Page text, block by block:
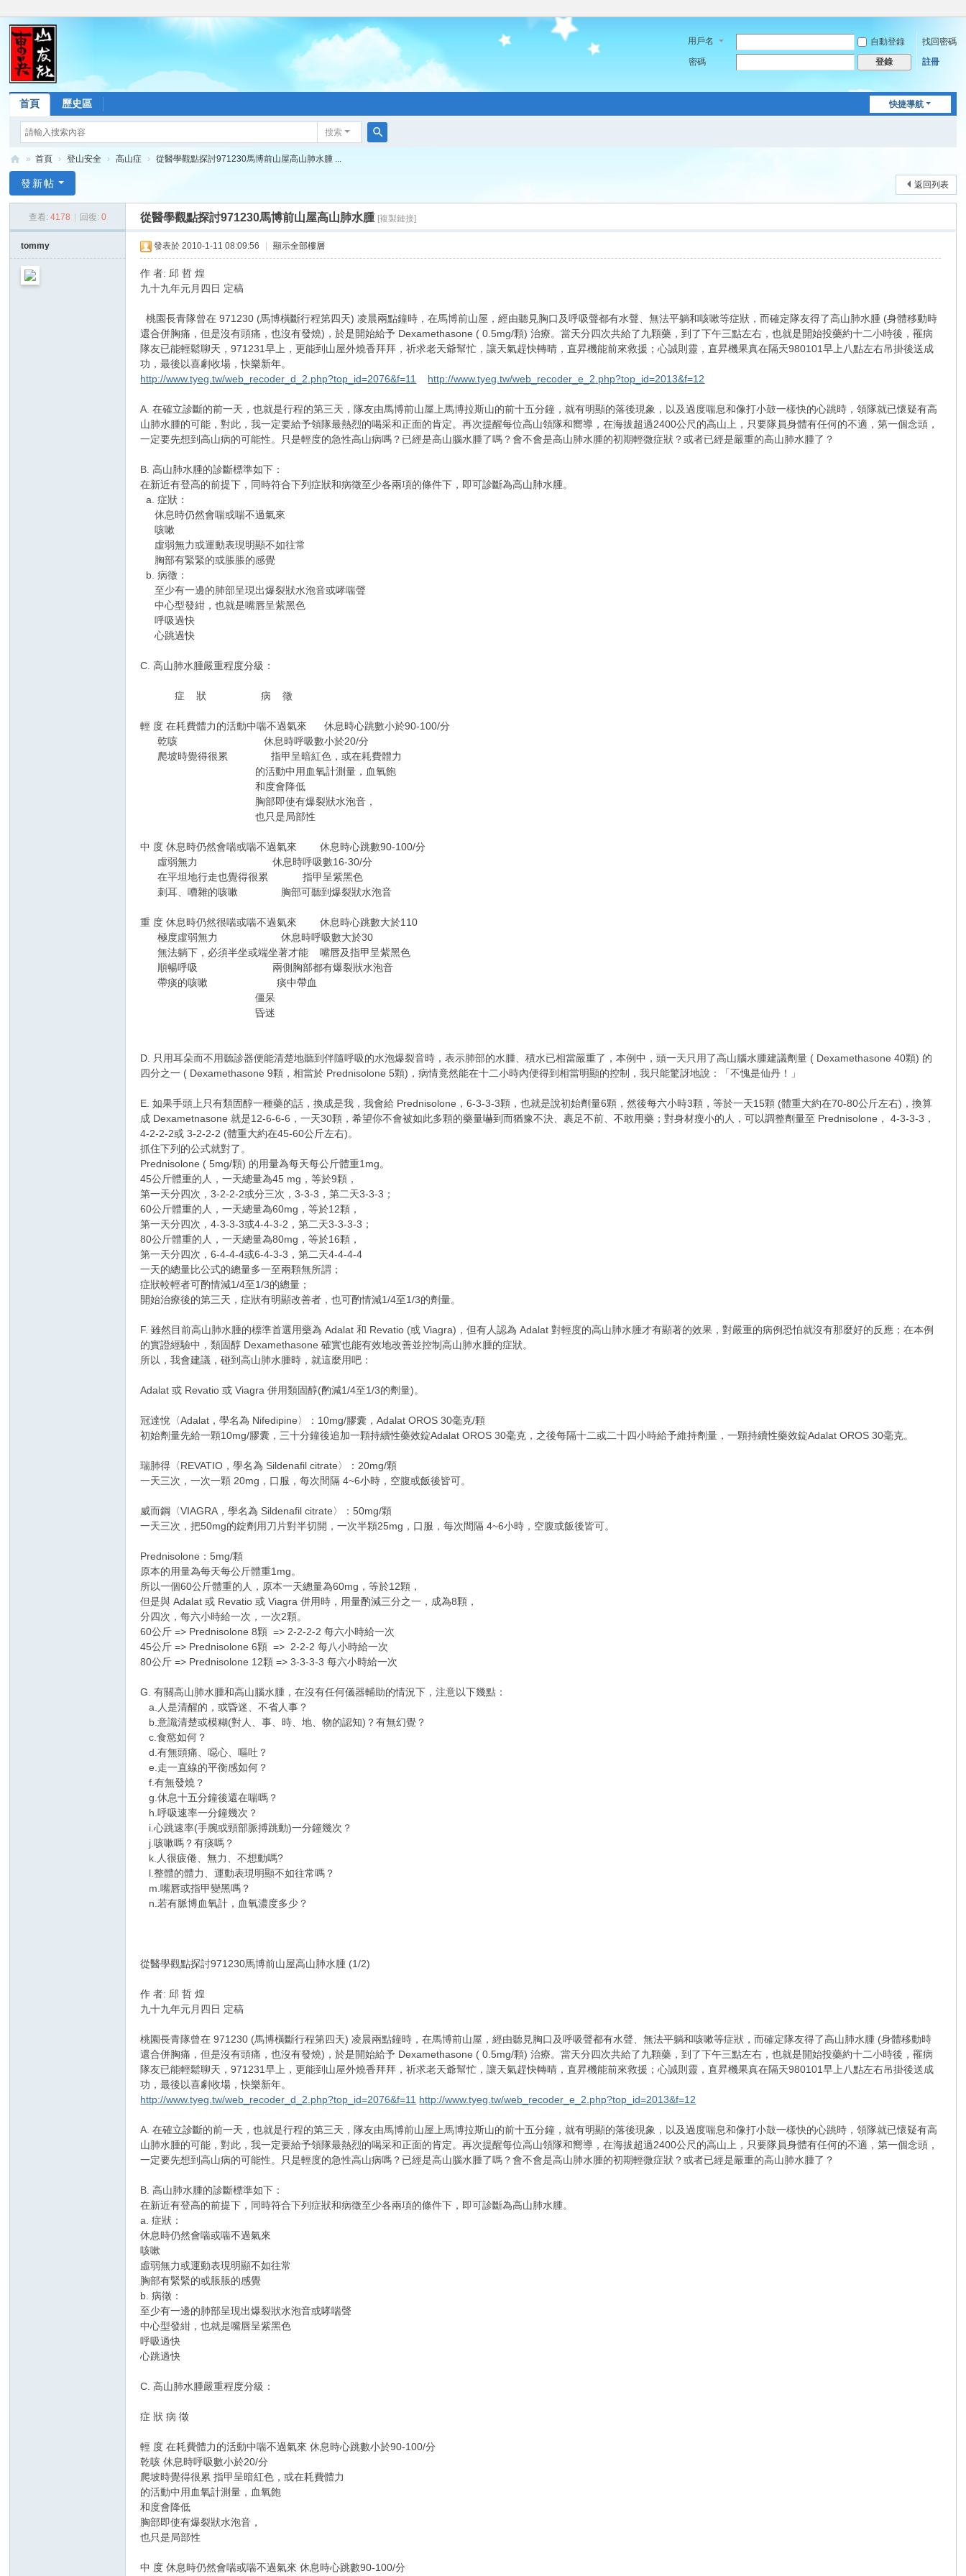
用戶名 自動登錄
找回密碼
密碼
登錄 註冊
快捷導航
首頁 歷史區
搜索
吳
友
論
» 首頁 › 登山安全 › 高山症 › 從醫學觀點探討971230馬博前山屋高山肺水腫 ...
返回列表
發新帖
查看: 4178 回復: 0 從醫學觀點探討971230馬博前山屋高山肺水腫 [複製鏈接]
tommy 發表於 2010-1-11 08:09:56 顯示全部樓層
作 者: 邱 哲 煌
九十九年元月四日 定稿
桃園長青隊曾在 971230 (馬博橫斷行程第四天) 凌晨兩點鐘時，在馬博前山屋，經由聽見胸口及呼吸聲都有水聲、無法平躺和咳嗽等症狀，而確定隊友得了高山肺水腫 (身體移動時
還合併胸痛，但是沒有頭痛，也沒有發燒)，於是開始給予 Dexamethasone ( 0.5mg/顆) 治療。當天分四次共給了九顆藥，到了下午三點左右，也就是開始投藥約十二小時後，罹病
隊友已能輕鬆聊天，971231早上，更能到山屋外燒香拜拜，祈求老天爺幫忙，讓天氣趕快轉晴，直昇機能前來救援；心誠則靈，直昇機果真在隔天980101早上八點左右吊掛後送成
功，最後以喜劇收場，快樂新年。
http://www.tyeg.tw/web_recoder_d_2.php?top_id=2076&f=11
http://www.tyeg.tw/web_recoder_e_2.php?top_id=2013&f=12
A. 在確立診斷的前一天，也就是行程的第三天，隊友由馬博前山屋上馬博拉斯山的前十五分鐘，就有明顯的落後現象，以及過度喘息和像打小鼓一樣快的心跳時，領隊就已懷疑有高
山肺水腫的可能，對此，我一定要給予領隊最熱烈的喝采和正面的肯定。再次提醒每位高山領隊和嚮導，在海拔超過2400公尺的高山上，只要隊員身體有任何的不適，第一個念頭，
一定要先想到高山病的可能性。只是輕度的急性高山病嗎？已經是高山腦水腫了嗎？會不會是高山肺水腫的初期輕微症狀？或者已經是嚴重的高山肺水腫了？
B. 高山肺水腫的診斷標準如下：
在新近有登高的前提下，同時符合下列症狀和病徵至少各兩項的條件下，即可診斷為高山肺水腫。
a. 症狀：
休息時仍然會喘或喘不過氣來
咳嗽
虛弱無力或運動表現明顯不如往常
胸部有緊緊的或脹脹的感覺
b. 病徵：
至少有一邊的肺部呈現出爆裂狀水泡音或哮喘聲
中心型發紺，也就是嘴唇呈紫黑色
呼吸過快
心跳過快
C. 高山肺水腫嚴重程度分級：
症 狀 病 徵
輕 度 在耗費體力的活動中喘不過氣來 休息時心跳數小於90-100/分
乾咳 休息時呼吸數小於20/分
爬坡時覺得很累 指甲呈暗紅色，或在耗費體力
的活動中用血氧計測量，血氧飽
和度會降低
胸部即使有爆裂狀水泡音，
也只是局部性
中 度 休息時仍然會喘或喘不過氣來 休息時心跳數90-100/分
虛弱無力 休息時呼吸數16-30/分
在平坦地行走也覺得很累 指甲呈紫黑色
刺耳、嘈雜的咳嗽 胸部可聽到爆裂狀水泡音
重 度 休息時仍然很喘或喘不過氣來 休息時心跳數大於110
極度虛弱無力 休息時呼吸數大於30
無法躺下，必須半坐或端坐著才能 嘴唇及指甲呈紫黑色
順暢呼吸 兩側胸部都有爆裂狀水泡音
帶痰的咳嗽 痰中帶血
僵呆
昏迷
D. 只用耳朵而不用聽診器便能清楚地聽到伴隨呼吸的水泡爆裂音時，表示肺部的水腫、積水已相當嚴重了，本例中，頭一天只用了高山腦水腫建議劑量 ( Dexamethasone 40顆) 的
四分之一 ( Dexamethasone 9顆，相當於 Prednisolone 5顆)，病情竟然能在十二小時內便得到相當明顯的控制，我只能驚訝地說：「不愧是仙丹！」
E. 如果手頭上只有類固醇一種藥的話，換成是我，我會給 Prednisolone，6-3-3-3顆，也就是說初始劑量6顆，然後每六小時3顆，等於一天15顆 (體重大約在70-80公斤左右)，換算
成 Dexametnasone 就是12-6-6-6，一天30顆，希望你不會被如此多顆的藥量嚇到而猶豫不決、裹足不前、不敢用藥；對身材瘦小的人，可以調整劑量至 Prednisolone， 4-3-3-3，
4-2-2-2或 3-2-2-2 (體重大約在45-60公斤左右)。
抓住下列的公式就對了。
Prednisolone ( 5mg/顆) 的用量為每天每公斤體重1mg。
45公斤體重的人，一天總量為45 mg，等於9顆，
第一天分四次，3-2-2-2或分三次，3-3-3，第二天3-3-3；
60公斤體重的人，一天總量為60mg，等於12顆，
第一天分四次，4-3-3-3或4-4-3-2，第二天3-3-3-3；
80公斤體重的人，一天總量為80mg，等於16顆，
第一天分四次，6-4-4-4或6-4-3-3，第二天4-4-4-4
一天的總量比公式的總量多一至兩顆無所謂；
症狀較輕者可酌情減1/4至1/3的總量；
開始治療後的第三天，症狀有明顯改善者，也可酌情減1/4至1/3的劑量。
F. 雖然目前高山肺水腫的標準首選用藥為 Adalat 和 Revatio (或 Viagra)，但有人認為 Adalat 對輕度的高山肺水腫才有顯著的效果，對嚴重的病例恐怕就沒有那麼好的反應；在本例
的實證經驗中，類固醇 Dexamethasone 確實也能有效地改善並控制高山肺水腫的症狀。
所以，我會建議，碰到高山肺水腫時，就這麼用吧：
Adalat 或 Revatio 或 Viagra 併用類固醇(酌減1/4至1/3的劑量)。
冠達悅〈Adalat，學名為 Nifedipine〉：10mg/膠囊，Adalat OROS 30毫克/顆
初始劑量先給一顆10mg/膠囊，三十分鐘後追加一顆持續性藥效錠Adalat OROS 30毫克，之後每隔十二或二十四小時給予維持劑量，一顆持續性藥效錠Adalat OROS 30毫克。
瑞肺得〈REVATIO，學名為 Sildenafil citrate〉：20mg/顆
一天三次，一次一顆 20mg，口服，每次間隔 4~6小時，空腹或飯後皆可。
威而鋼〈VIAGRA，學名為 Sildenafil citrate〉：50mg/顆
一天三次，把50mg的錠劑用刀片對半切開，一次半顆25mg，口服，每次間隔 4~6小時，空腹或飯後皆可。
Prednisolone：5mg/顆
原本的用量為每天每公斤體重1mg。
所以一個60公斤體重的人，原本一天總量為60mg，等於12顆，
但是與 Adalat 或 Revatio 或 Viagra 併用時，用量酌減三分之一，成為8顆，
分四次，每六小時給一次，一次2顆。
60公斤 => Prednisolone 8顆 => 2-2-2-2 每六小時給一次
45公斤 => Prednisolone 6顆 => 2-2-2 每八小時給一次
80公斤 => Prednisolone 12顆 => 3-3-3-3 每六小時給一次
G. 有關高山肺水腫和高山腦水腫，在沒有任何儀器輔助的情況下，注意以下幾點：
a.人是清醒的，或昏迷、不省人事？
b.意識清楚或模糊(對人、事、時、地、物的認知)？有無幻覺？
c.食慾如何？
d.有無頭痛、噁心、嘔吐？
e.走一直線的平衡感如何？
f.有無發燒？
g.休息十五分鐘後還在喘嗎？
h.呼吸速率一分鐘幾次？
i.心跳速率(手腕或頸部脈搏跳動)一分鐘幾次？
j.咳嗽嗎？有痰嗎？
k.人很疲倦、無力、不想動嗎?
l.整體的體力、運動表現明顯不如往常嗎？
m.嘴唇或指甲變黑嗎？
n.若有脈博血氧計，血氧濃度多少？
從醫學觀點探討971230馬博前山屋高山肺水腫 (1/2)
作 者: 邱 哲 煌
九十九年元月四日 定稿
桃園長青隊曾在 971230 (馬博橫斷行程第四天) 凌晨兩點鐘時，在馬博前山屋，經由聽見胸口及呼吸聲都有水聲、無法平躺和咳嗽等症狀，而確定隊友得了高山肺水腫 (身體移動時
還合併胸痛，但是沒有頭痛，也沒有發燒)，於是開始給予 Dexamethasone ( 0.5mg/顆) 治療。當天分四次共給了九顆藥，到了下午三點左右，也就是開始投藥約十二小時後，罹病
隊友已能輕鬆聊天，971231早上，更能到山屋外燒香拜拜，祈求老天爺幫忙，讓天氣趕快轉晴，直昇機能前來救援；心誠則靈，直昇機果真在隔天980101早上八點左右吊掛後送成
功，最後以喜劇收場，快樂新年。
http://www.tyeg.tw/web_recoder_d_2.php?top_id=2076&f=11 http://www.tyeg.tw/web_recoder_e_2.php?top_id=2013&f=12
A. 在確立診斷的前一天，也就是行程的第三天，隊友由馬博前山屋上馬博拉斯山的前十五分鐘，就有明顯的落後現象，以及過度喘息和像打小鼓一樣快的心跳時，領隊就已懷疑有高
山肺水腫的可能，對此，我一定要給予領隊最熱烈的喝采和正面的肯定。再次提醒每位高山領隊和嚮導，在海拔超過2400公尺的高山上，只要隊員身體有任何的不適，第一個念頭，
一定要先想到高山病的可能性。只是輕度的急性高山病嗎？已經是高山腦水腫了嗎？會不會是高山肺水腫的初期輕微症狀？或者已經是嚴重的高山肺水腫了？
B. 高山肺水腫的診斷標準如下：
在新近有登高的前提下，同時符合下列症狀和病徵至少各兩項的條件下，即可診斷為高山肺水腫。
a. 症狀：
休息時仍然會喘或喘不過氣來
咳嗽
虛弱無力或運動表現明顯不如往常
胸部有緊緊的或脹脹的感覺
b. 病徵：
至少有一邊的肺部呈現出爆裂狀水泡音或哮喘聲
中心型發紺，也就是嘴唇呈紫黑色
呼吸過快
心跳過快
C. 高山肺水腫嚴重程度分級：
症 狀 病 徵
輕 度 在耗費體力的活動中喘不過氣來 休息時心跳數小於90-100/分
乾咳 休息時呼吸數小於20/分
爬坡時覺得很累 指甲呈暗紅色，或在耗費體力
的活動中用血氧計測量，血氧飽
和度會降低
胸部即使有爆裂狀水泡音，
也只是局部性
中 度 休息時仍然會喘或喘不過氣來 休息時心跳數90-100/分